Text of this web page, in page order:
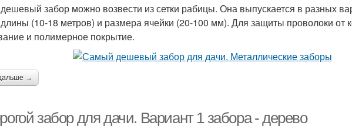
забор можно возвести из сетки рабицы. Она выпускается в разных
(10-18 метров) и размера ячейки (20-100 мм). Для защиты проволоки от
и полимерное покрытие.
→
забор для дачи. Вариант 1 забора - дерево